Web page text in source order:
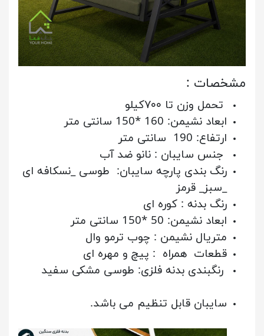
مشخصات :
تحمل وزن تا ۷۰۰کیلو
ابعاد نشیمن: 160 *150 سانتی متر
ارتفاع: 190 سانتی متر
جنس سایبان : نانو ضد آب
رنگ بندی پارچه سایبان: طوسی _نسکافه ای
_سبز_ قرمز
رنگ بدنه : کوره ای
ابعاد نشیمن: 50 *150 سانتی متر
متریال نشیمن : چوب ترمو وال
قطعات همراه : پیچ و مهره ای
رنگبندی بدنه فلزی: طوسی مشکی سفید
سایبان قابل تنظیم می باشد.